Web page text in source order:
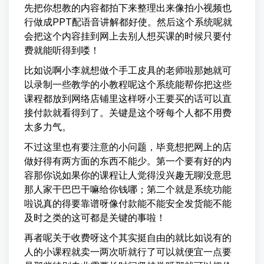
先把你想教的内容都拍下来整理出来像拍小视频也
行做成PPT配语音讲解都好使。然后这个系统呢就
会把这个内容挂到网上去别人想买课的时候只要付
费就能听得到喽！
比如说啊小李就想做个手工皮具的老师啦那她就可
以录制一些教学的小教程呢这个系统能帮你把这些
课程都放到网络店铺里这样呀小王要买的话可以直
接付款就看得到了。关键是这个呀每个人都不用费
太多力气。
不过这里也有要注意的小问题，毕竟想把网上的店
做好得有两方面的东西不能少。第一个要有好的内
容那你说如果你的课程让人觉得没兴趣无聊没意思
那人家干巴巴干嘛给你钱哪；第二个就是系统功能
啦说真的得要靠谱呀像付款能不能安全发货能不能
及时之类的这可都是关键的事啦！
再者呢关于收费呀这个其实挺自由的就比如说有的
人的小课程就卖一两次听就行了可以就便宜一点要